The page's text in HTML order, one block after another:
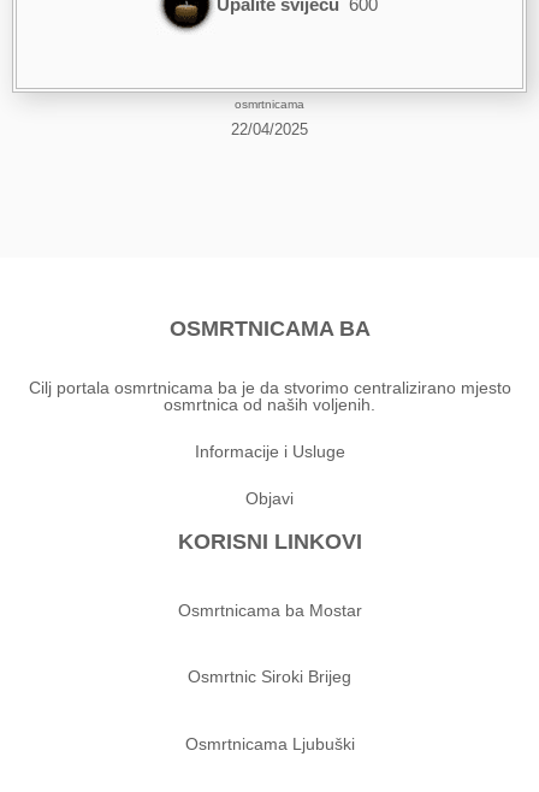
osmrtnicama
22/04/2025
OSMRTNICAMA BA
Cilj portala osmrtnicama ba je da stvorimo centralizirano mjesto
osmrtnica od naših voljenih.
Informacije i Usluge
Objavi
KORISNI LINKOVI
Osmrtnicama ba Mostar
Osmrtnic Siroki Brijeg
Osmrtnicama Ljubuški